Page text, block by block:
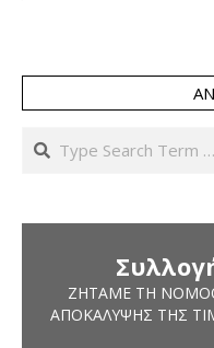
Search
ΖΗΤΆΜΕ ΤΗ
ΑΠΟΚΆΛΥΨΗΣ ΤΗΣ